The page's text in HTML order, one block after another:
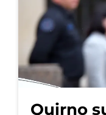
Quirno